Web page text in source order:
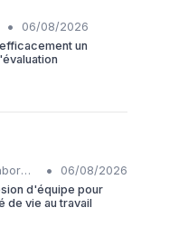
•
06/08/2026
un
Engagement collaborateurs •
06/08/2026
d'équipe pour
de vie au travail